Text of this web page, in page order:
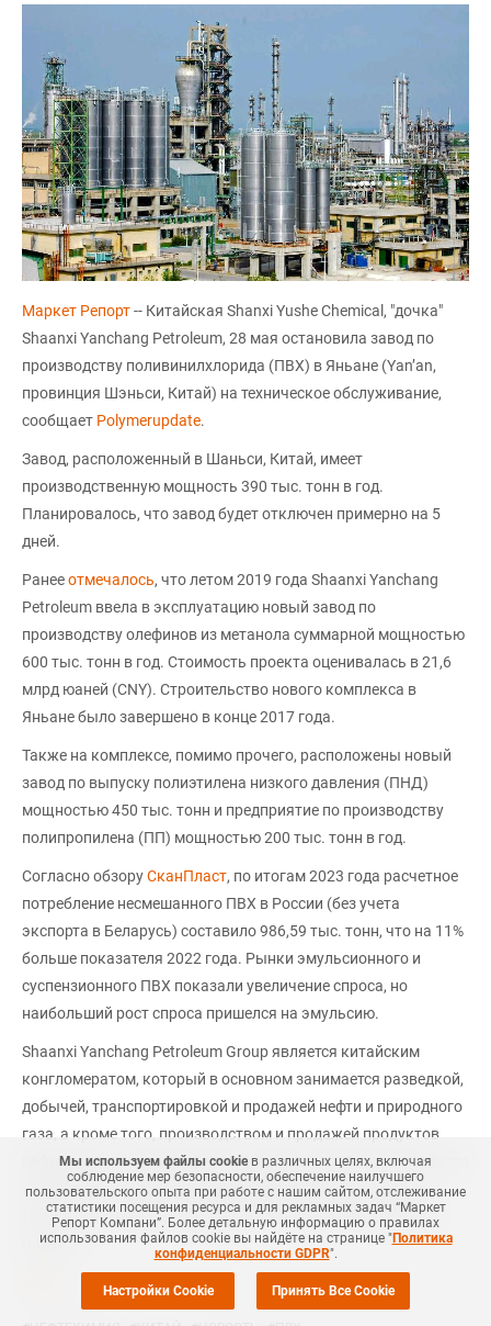
Маркет Репорт-- Китайская Shanxi Yushe Chemical, "дочка"
Shaanxi Yanchang Petroleum, 28 мая остановила завод по
производству поливинилхлорида (ПВХ) в Яньане (Yan’an,
провинция Шэньси, Китай) на техническое обслуживание,
сообщает Polymerupdate.
Завод, расположенный в Шаньси, Китай, имеет
производственную мощность 390 тыс. тонн в год.
Планировалось, что завод будет отключен примерно на 5
дней.
Ранееотмечалось, что летом 2019 года Shaanxi Yanchang
Petroleum ввела в эксплуатацию новый завод по
производству олефинов из метанола суммарной мощностью
600 тыс. тонн в год. Стоимость проекта оценивалась в 21,6
млрд юаней (CNY). Строительство нового комплекса в
Яньане было завершено в конце 2017 года.
Также на комплексе, помимо прочего, расположены новый
завод по выпуску полиэтилена низкого давления (ПНД)
мощностью 450 тыс. тонн и предприятие по производству
полипропилена (ПП) мощностью 200 тыс. тонн в год.
Согласно обзоруСканПласт, по итогам 2023 года расчетное
потребление несмешанного ПВХ в России (без учета
экспорта в Беларусь) составило 986,59 тыс. тонн, что на 11%
больше показателя 2022 года. Рынки эмульсионного и
суспензионного ПВХ показали увеличение спроса, но
наибольший рост спроса пришелся на эмульсию.
Shaanxi Yanchang Petroleum Group является китайским
конгломератом, который в основном занимается разведкой,
добычей, транспортировкой и продажей нефти и природного
газа, а кроме того, производством и продажей продуктов
нефтехимии. Компания была основана в 1905 году и является
четвертым по величине производителем нефти в стране.
Почти все ее запасы и заводы расположены в провинции
Шэньси.
Мы используем файлы cookieв различных целях, включая
соблюдение мер безопасности, обеспечение наилучшего
пользовательского опыта при работе с нашим сайтом, отслеживание
статистики посещения ресурса и для рекламных задач “Маркет
Репорт Компани”. Более детальную информацию о правилах
использования файлов cookie вы найдёте на странице "Политика
конфиденциальности GDPR".
Настройки Cookie Принять Все Cookie